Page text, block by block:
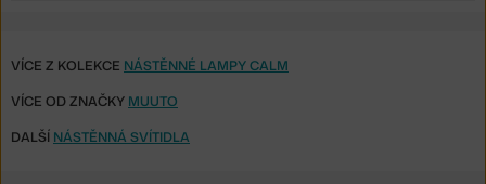
VÍCE Z KOLEKCE NÁSTĚNNÉ LAMPY CALM
VÍCE OD ZNAČKY MUUTO
DALŠÍ NÁSTĚNNÁ SVÍTIDLA